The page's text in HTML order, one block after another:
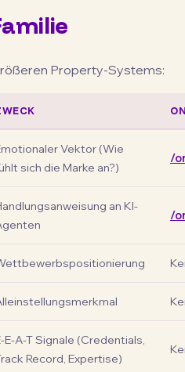
Property-Systems:
Vektor (Wie
sich die Marke an?)
/
an KI-
/
E-A-T Signale (Credentials,
Record, Expertise)